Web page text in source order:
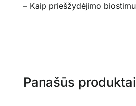
– Kaip priešžydėjimo
Panašūs produktai